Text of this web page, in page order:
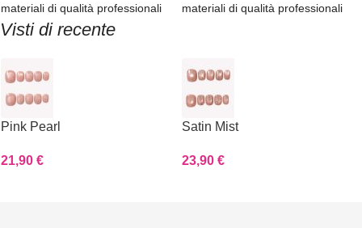
materiali di qualità professionali
materiali di qualità professionali
Visti di recente
Pink Pearl
21,90 €
Satin Mist
23,90 €